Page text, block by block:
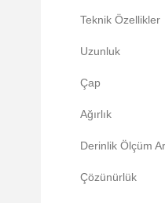
Teknik Özellikler
Uzunluk
Çap
Ağırlık
Derinlik Ölçüm
Çözünürlük